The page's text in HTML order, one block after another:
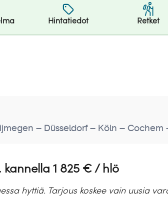
Hintatiedot Retket
– Düsseldorf – Köln –
kannella 1 825 € / hlö
hyttiä. Tarjous koskee vain uusia